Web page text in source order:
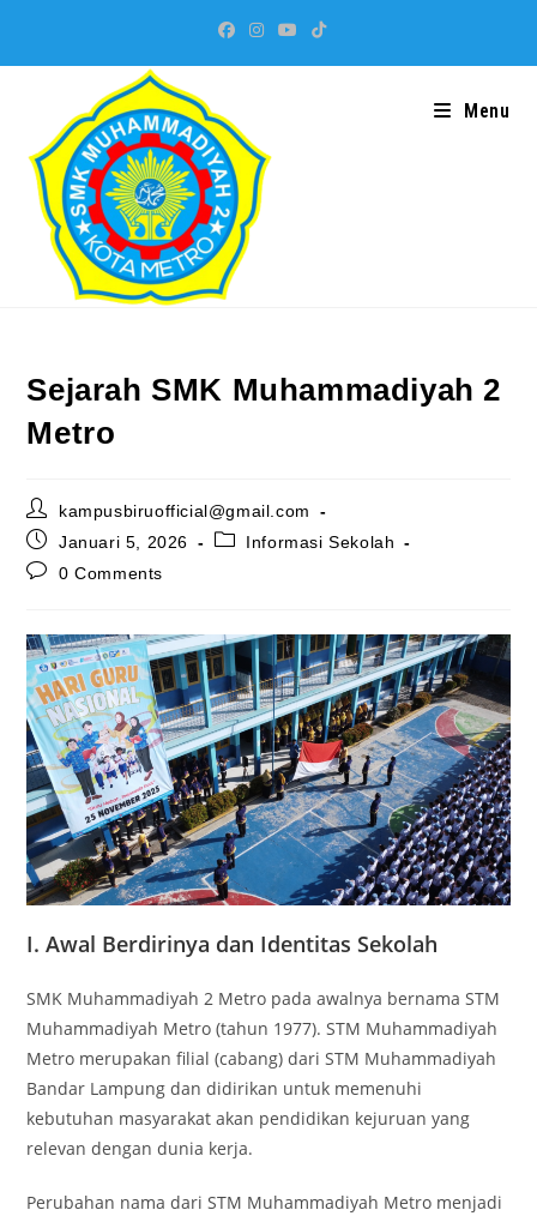
content
Menu
Sejarah SMK Muhammadiyah 2
Metro
Post
author:
kampusbiruofficial@gmail.com
Post
published:
Januari 5, 2026
PostInformasi Sekolah
Post0 Comments
I. Awal Berdirinya dan Identitas Sekolah
SMK Muhammadiyah 2 Metro pada awalnya bernama STM
Muhammadiyah Metro (tahun 1977). STM Muhammadiyah
Metro merupakanfilial (cabang) dari STM Muhammadiyah
Bandar Lampung dan didirikan untuk memenuhi
kebutuhan masyarakat akan pendidikan kejuruan yang
relevan dengan dunia kerja.
Perubahan nama dari STM Muhammadiyah Metro menjadi